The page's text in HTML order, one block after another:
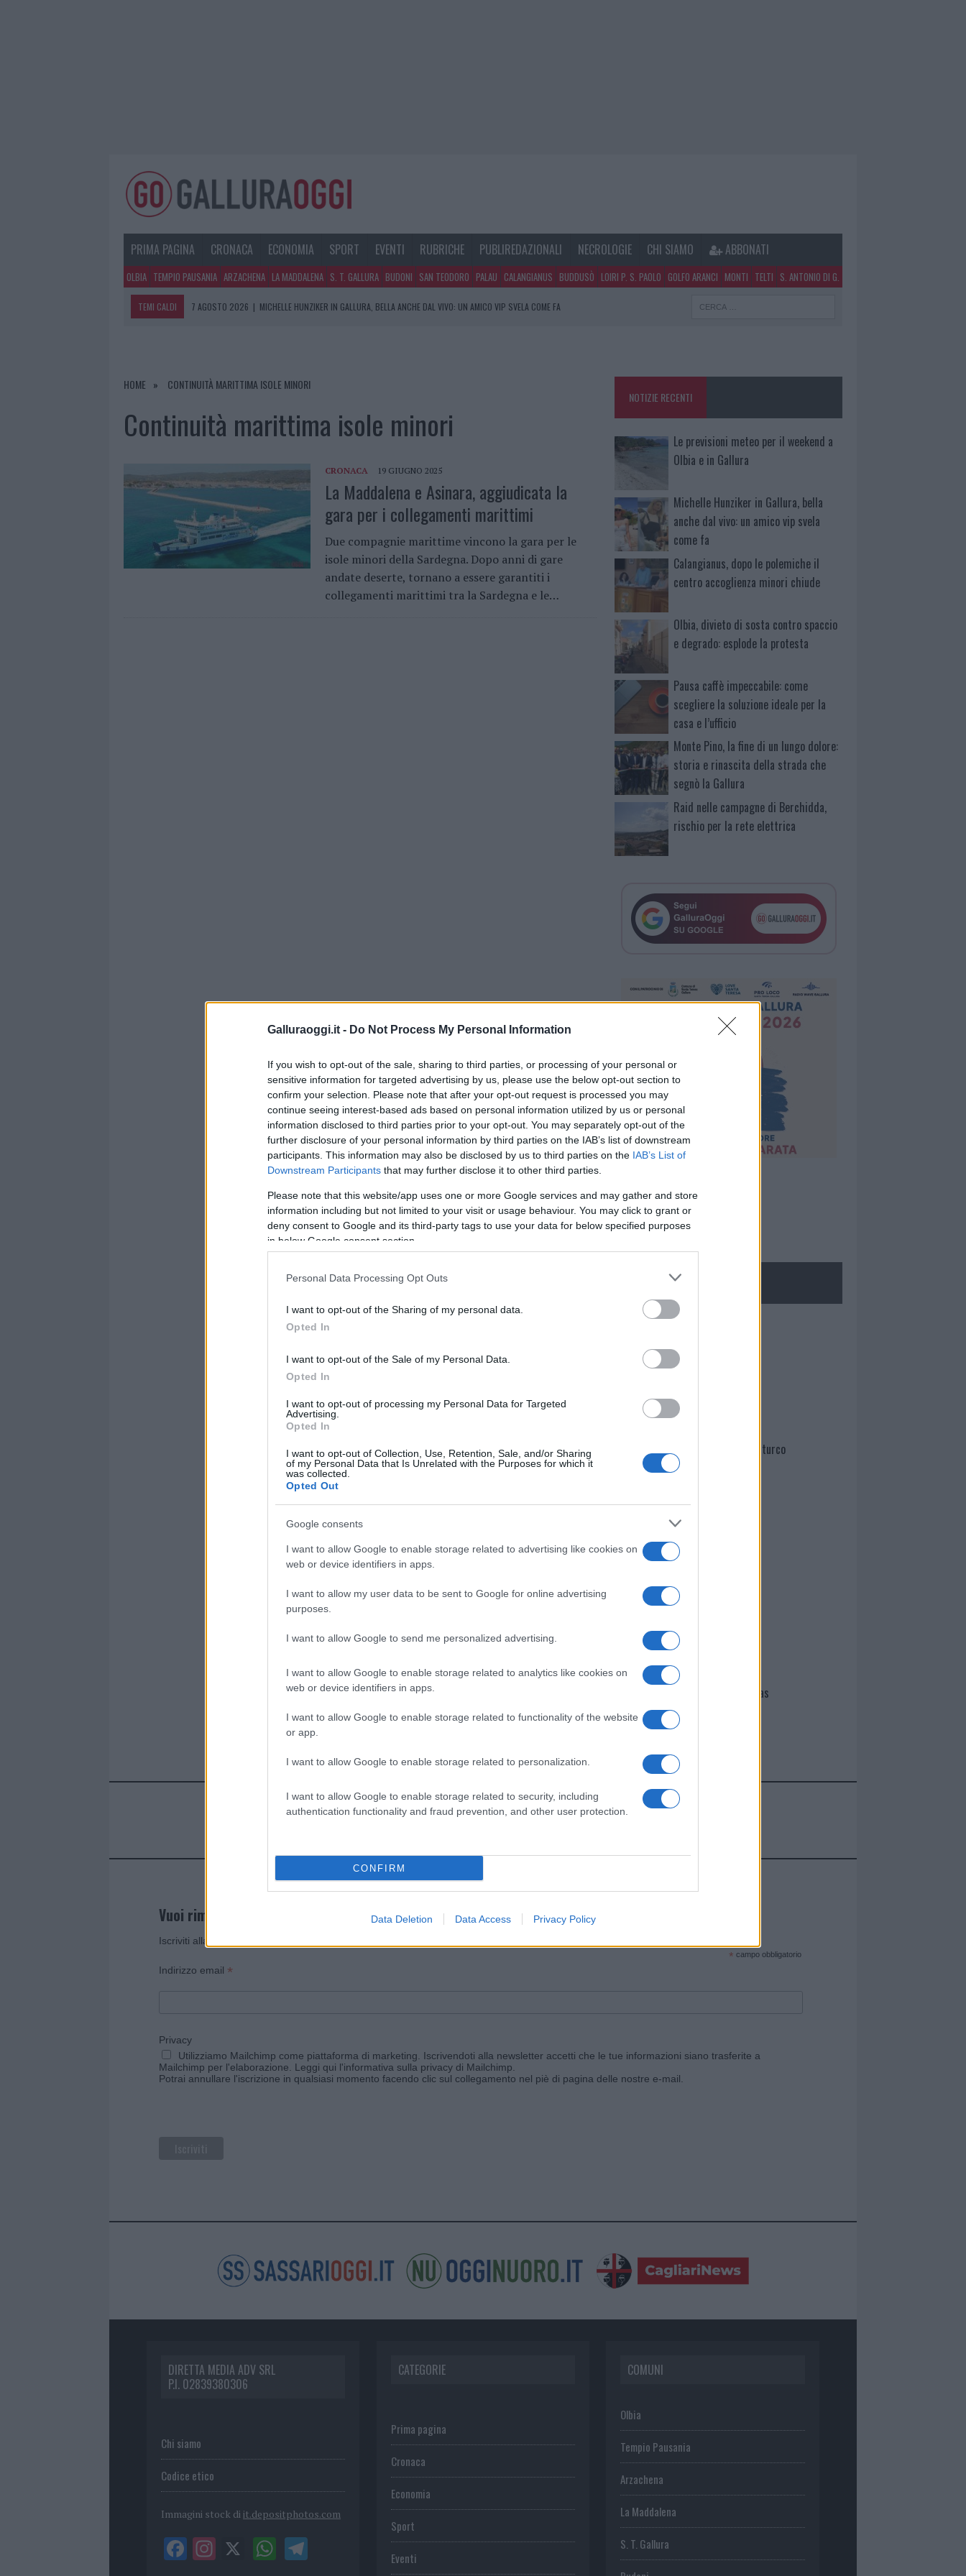
Galluraoggi.it - Do Not Process My Personal Information
If you wish to opt-out of the sale, sharing to third parties, or processing of your personal or
sensitive information for targeted advertising by us, please use the below opt-out section to
confirm your selection. Please note that after your opt-out request is processed you may
continue seeing interest-based ads based on personal information utilized by us or personal
information disclosed to third parties prior to your opt-out. You may separately opt-out of the
further disclosure of your personal information by third parties on the IAB’s list of downstream
participants. This information may also be disclosed by us to third parties on the IAB’s List of
Downstream Participants that may further disclose it to other third parties.
Please note that this website/app uses one or more Google services and may gather and store
information including but not limited to your visit or usage behaviour. You may click to grant or
deny consent to Google and its third-party tags to use your data for below specified purposes
in below Google consent section.
Personal Data Processing Opt Outs
I want to opt-out of the Sharing of my personal data.
Opted In
I want to opt-out of the Sale of my Personal Data.
Opted In
I want to opt-out of processing my Personal Data for Targeted
Advertising.
Opted In
I want to opt-out of Collection, Use, Retention, Sale, and/or Sharing
of my Personal Data that Is Unrelated with the Purposes for which it
was collected.
Opted Out
Google consents
I want to allow Google to enable storage related to advertising like cookies on
web or device identifiers in apps.
I want to allow my user data to be sent to Google for online advertising
purposes.
I want to allow Google to send me personalized advertising.
I want to allow Google to enable storage related to analytics like cookies on
web or device identifiers in apps.
I want to allow Google to enable storage related to functionality of the website
or app.
I want to allow Google to enable storage related to personalization.
I want to allow Google to enable storage related to security, including
authentication functionality and fraud prevention, and other user protection.
CONFIRM
Data Deletion Data Access Privacy Policy
PRIMA PAGINA CRONACA ECONOMIA SPORT EVENTI RUBRICHE PUBLIREDAZIONALI NECROLOGIE CHI SIAMO ABBONATI
OLBIA TEMPIO PAUSANIA ARZACHENA LA MADDALENA S. T. GALLURA BUDONI SAN TEODORO PALAU CALANGIANUS BUDDUSÒ LOIRI P. S. PAOLO GOLFO ARANCI MONTI TELTI S. ANTONIO DI G.
TEMI CALDI 7 AGOSTO 2026 | MICHELLE HUNZIKER IN GALLURA, BELLA ANCHE DAL VIVO: UN AMICO VIP SVELA COME FA
7 AGOSTO 2026 | PAUSA CAFFÈ IMPECCABILE: COME SCEGLIERE LA SOLUZIONE IDEALE PER LA CASA E L’UFFICIO
HOME CONTINUITÀ MARITTIMA ISOLE MINORI
Continuità marittima isole minori
CRONACA 19 GIUGNO 2025
La Maddalena e Asinara, aggiudicata la
gara per i collegamenti marittimi
Due compagnie marittime vincono la gara per le
isole minori della Sardegna. Dopo anni di gare
andate deserte, tornano a essere garantiti i
collegamenti marittimi tra la Sardegna e le…
NOTIZIE RECENTI
Le previsioni meteo per il weekend a
Olbia e in Gallura
Michelle Hunziker in Gallura, bella
anche dal vivo: un amico vip svela
come fa
Calangianus, dopo le polemiche il
centro accoglienza minori chiude
Olbia, divieto di sosta contro spaccio
e degrado: esplode la protesta
Pausa caffè impeccabile: come
scegliere la soluzione ideale per la
casa e l’ufficio
Monte Pino, la fine di un lungo dolore:
storia e rinascita della strada che
segnò la Gallura
Raid nelle campagne di Berchidda,
rischio per la rete elettrica
NECROLOGIE
Martina Agostina Diturco
I nostri cari
I nostri cari
Giovannimaria Cabras
Invia un Comunicato Stampa|Pubblicità|Segnala
Vuoi rimanere sempre aggiornato?
Iscriviti alla newsletter di Gallura Oggi e ricevi le nostre email periodiche contenenti le ultime notizie pubblicate sul sito web!
* campo obbligatorio
Indirizzo email *
Privacy
Utilizziamo Mailchimp come piattaforma di marketing. Iscrivendoti alla newsletter accetti che le tue informazioni siano trasferite a
Mailchimp per l'elaborazione. Leggi qui l'informativa sulla privacy di Mailchimp
Potrai annullare l'iscrizione in qualsiasi momento facendo clic sul collegamento nel piè di pagina delle nostre e-mail.
DIRETTA MEDIA ADV SRL
P.I. 02839380306
Chi siamo
Codice etico
Immagini stock di it.depositphotos.com
CATEGORIE
Prima pagina
Cronaca
Economia
Sport
Eventi
COMUNI
Olbia
Tempio Pausania
Arzachena
La Maddalena
S. T. Gallura